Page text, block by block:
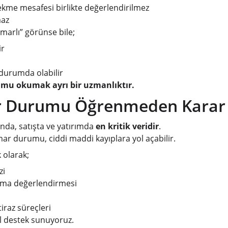
mesafesi birlikte değerlendirilmez
görünse bile;
olabilir
okumak ayrı bir uzmanlıktır.
Durumu Öğrenmeden
satışta ve yatırımda en kritik veridir.
durumu, ciddi maddi kayıplara yol açabilir.
olarak;
değerlendirmesi
süreçleri
destek sunuyoruz.